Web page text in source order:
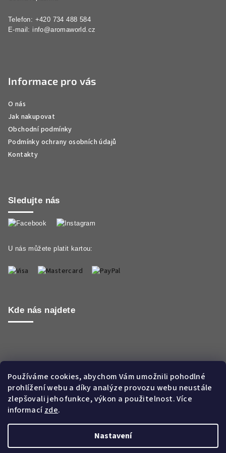
Používáme cookies, abychom Vám umožnili pohodlné
prohlížení webu a díky analýze provozu webu neustále
zlepšovali jeho funkce, výkon a použitelnost. Více
informacízde.
Nastavení
Telefon: +420 734 488 584
E-mail: info@aromaworld.cz
Informace pro vás
O nás
Jak nakupovat
Obchodní podmínky
Podmínky ochrany osobních údajů
Kontakty
Sledujte nás
U nás můžete platit kartou:
Kde nás najdete